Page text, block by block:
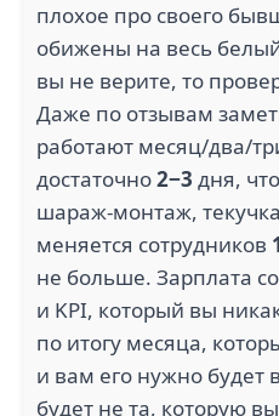
плохое про своего
обижены на весь
вы не верите, то
Даже по отзывам
работают месяц/два/
достаточно2−3 дня,
шараж-монтаж,
меняется сотрудников
не больше. Зарплата
и KPI, который вы
по итогу месяца,
и вам его нужно будет
будет не та, которую